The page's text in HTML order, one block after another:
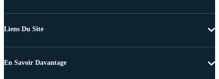
Liens Du Site
En Savoir Davantage